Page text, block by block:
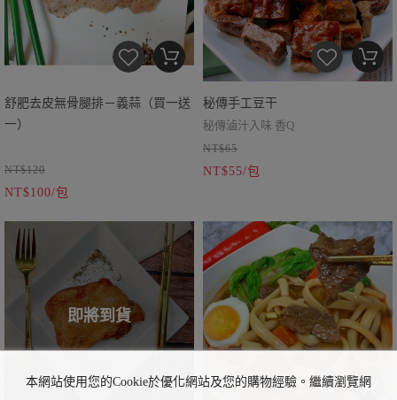
舒肥去皮無骨腿排－義蒜（買一送
一）
NT$120
NT$100/包
秘傳手工豆干
秘傳滷汁入味 香Q
NT$65
NT$55/包
即將到貨
本網站使用您的Cookie於優化網站及您的購物經驗。繼續瀏覽網